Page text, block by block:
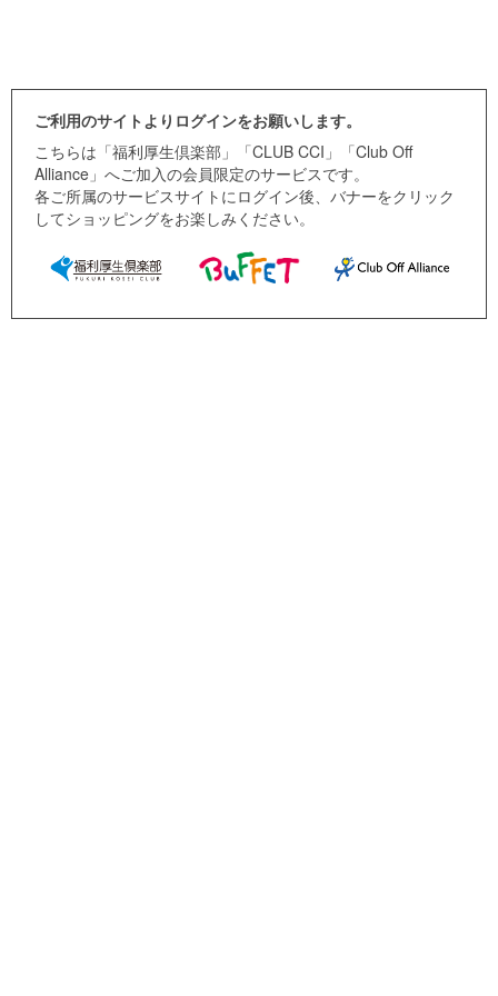
ご利用のサイトよりログインをお願いします。
こちらは「福利厚生倶楽部」「CLUB CCI」「Club Off
Alliance」へご加入の会員限定のサービスです。
各ご所属のサービスサイトにログイン後、バナーをクリック
してショッピングをお楽しみください。